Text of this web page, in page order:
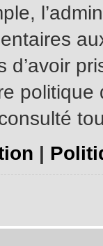
d’avoir
|